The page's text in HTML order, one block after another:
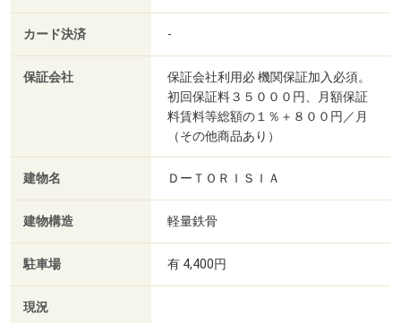
カード決済 -
保証会社
保証会社利用必 機関保証加入必須。
初回保証料３５０００円、月額保証
料賃料等総額の１％＋８００円／月
（その他商品あり）
建物名 ＤーＴＯＲＩＳＩＡ
建物構造 軽量鉄骨
駐車場 有 4,400円
現況